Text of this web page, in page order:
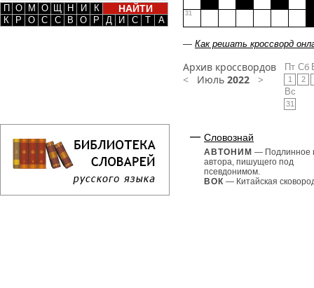
П О М О Щ Н И
К
К
Р О С С В О Р Д И С Т А
31
— Как решать кроссворд
Архив кроссвордов
< Июль 2022 >
Пт
1
Сб
2
Вс
31
Словознай
АВТОНИМ — Подлинное
автора, пишущего под
псевдонимом.
ВОК — Китайская